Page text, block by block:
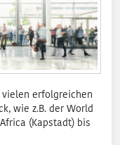
erfolgreichen
wie z.B. der World
(Kapstadt) bis